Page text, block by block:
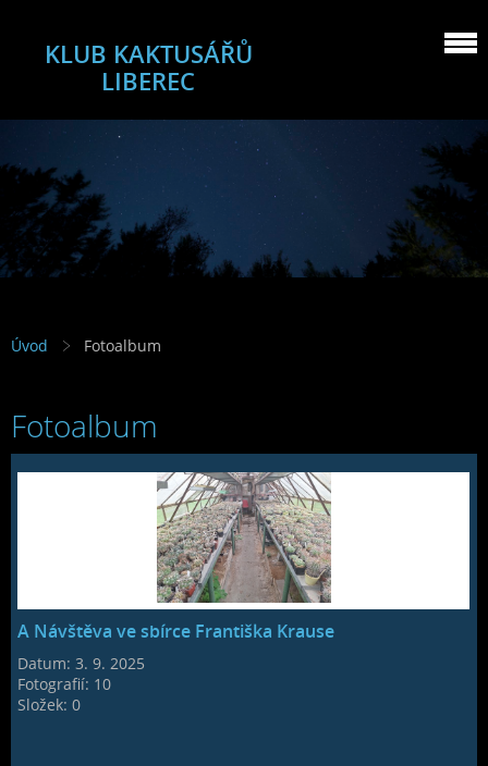
KLUB KAKTUSÁŘŮ
LIBEREC
Úvod Fotoalbum
Fotoalbum
A Návštěva ve sbírce Františka Krause
Datum:3. 9. 2025
Fotografií: 10
Složek:0